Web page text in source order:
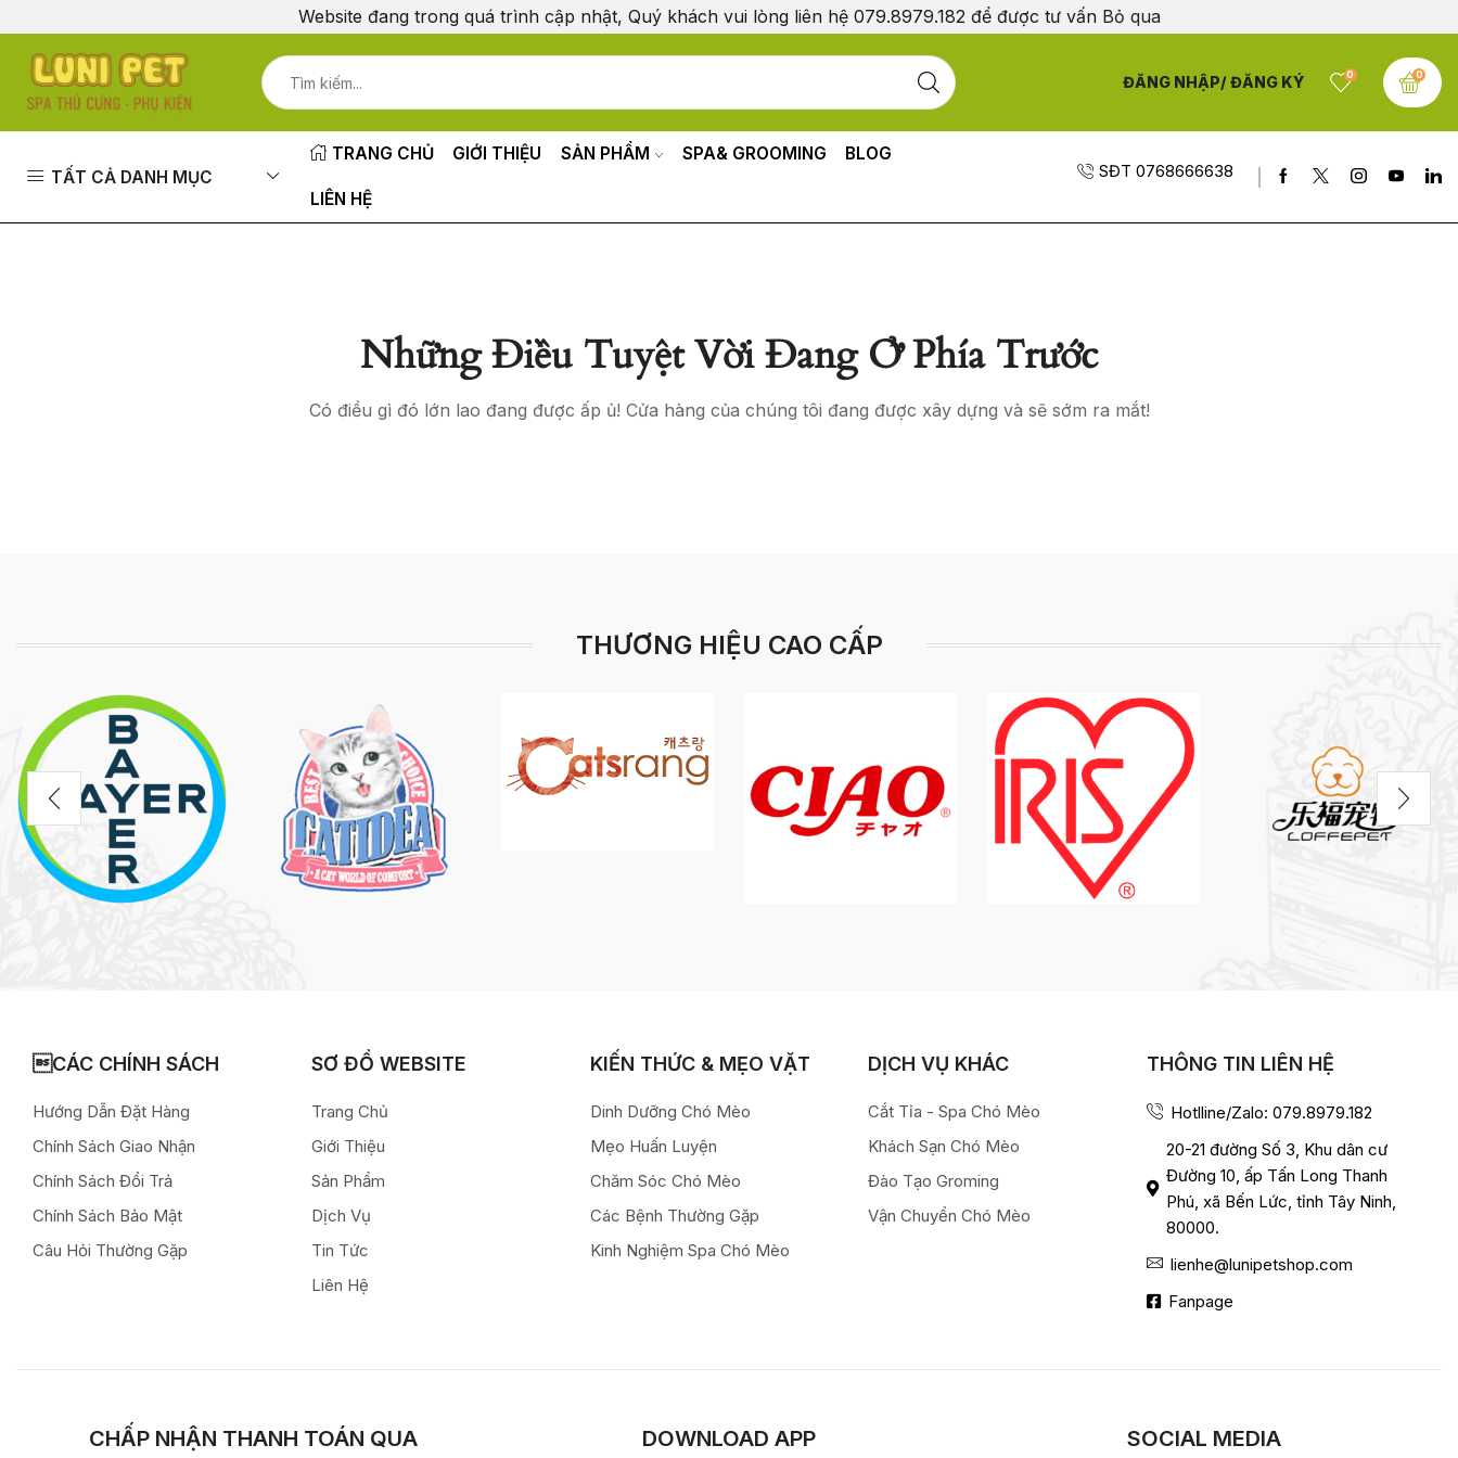
Website đang trong quá trình cập nhật, Quý khách vui lòng liên hệ 079.8979.182 để được tư vấn Bỏ qua
ĐĂNG NHẬP/ ĐĂNG KÝ 0 0
TẤT CẢ DANH MỤC
TRANG CHỦ GIỚI THIỆU SẢN PHẨM SPA& GROOMING BLOG
LIÊN HỆ
SĐT 0768666638
Những Điều Tuyệt Vời Đang Ở Phía Trước
Có điều gì đó lớn lao đang được ấp ủ! Cửa hàng của chúng tôi đang được xây dựng và sẽ sớm ra mắt!
THƯƠNG HIỆU CAO CẤP
CÁC CHÍNH SÁCH
Hướng Dẫn Đặt Hàng
Chính Sách Giao Nhận
Chính Sách Đổi Trả
Chính Sách Bảo Mật
Câu Hỏi Thường Gặp
SƠ ĐỒ WEBSITE
Trang Chủ
Giới Thiệu
Sản Phẩm
Dịch Vụ
Tin Tức
Liên Hệ
KIẾN THỨC & MẸO VẶT
Dinh Dưỡng Chó Mèo
Mẹo Huấn Luyện
Chăm Sóc Chó Mèo
Các Bệnh Thường Gặp
Kinh Nghiệm Spa Chó Mèo
DỊCH VỤ KHÁC
Cắt Tỉa - Spa Chó Mèo
Khách Sạn Chó Mèo
Đào Tạo Groming
Vận Chuyển Chó Mèo
THÔNG TIN LIÊN HỆ
Hotlline/Zalo: 079.8979.182
20-21 đường Số 3, Khu dân cư
Đường 10, ấp Tấn Long Thanh
Phú, xã Bến Lức, tỉnh Tây Ninh,
80000.
lienhe@lunipetshop.com
Fanpage
CHẤP NHẬN THANH TOÁN QUA DOWNLOAD APP SOCIAL MEDIA